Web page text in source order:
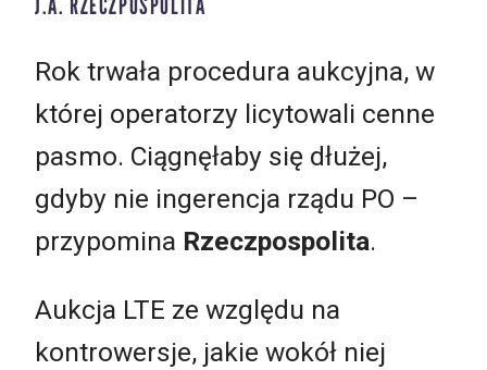
J.A. RZECZPOSPOLITA
Rok trwała procedura aukcyjna, w
której operatorzy licytowali cenne
pasmo. Ciągnęłaby się dłużej,
gdyby nie ingerencja rządu PO –
przypomina Rzeczpospolita.
Aukcja LTE ze względu na
kontrowersje, jakie wokół niej